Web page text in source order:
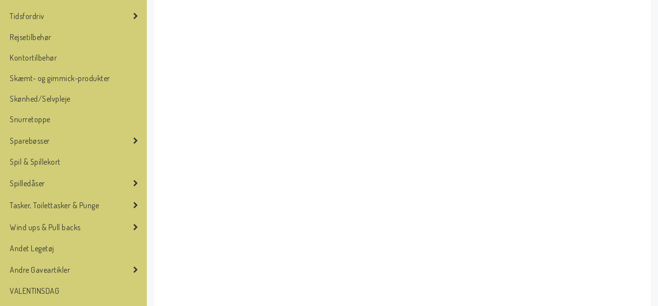
Tidsfordriv
Rejsetilbehør
Kontortilbehør
Skæmt- og gimmick-produkter
Skønhed/Selvpleje
Snurretoppe
Sparebøsser
Spil & Spillekort
Spilledåser
Tasker, Toilettasker & Punge
Wind ups & Pull backs
Andet Legetøj
Andre Gaveartikler
VALENTINSDAG